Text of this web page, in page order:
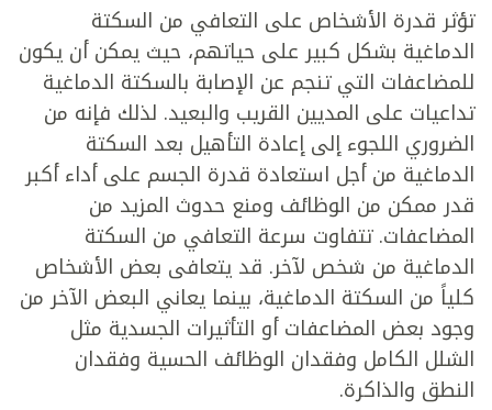
تؤثر قدرة الأشخاص على التعافي من السكتة
الدماغية بشكل كبير على حياتهم، حيث يمكن أن يكون
للمضاعفات التي تنجم عن الإصابة بالسكتة الدماغية
تداعيات على المديين القريب والبعيد. لذلك فإنه من
الضروري اللجوء إلى إعادة التأهيل بعد السكتة
الدماغية من أجل استعادة قدرة الجسم على أداء أكبر
قدر ممكن من الوظائف ومنع حدوث المزيد من
المضاعفات. تتفاوت سرعة التعافي من السكتة
الدماغية من شخص لآخر. قد يتعافى بعض الأشخاص
كلياً من السكتة الدماغية، بينما يعاني البعض الآخر من
وجود بعض المضاعفات أو التأثيرات الجسدية مثل
الشلل الكامل وفقدان الوظائف الحسية وفقدان
النطق والذاكرة.